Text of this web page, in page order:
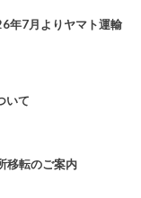
年7月よりヤマト運輸
いて
移転のご案内